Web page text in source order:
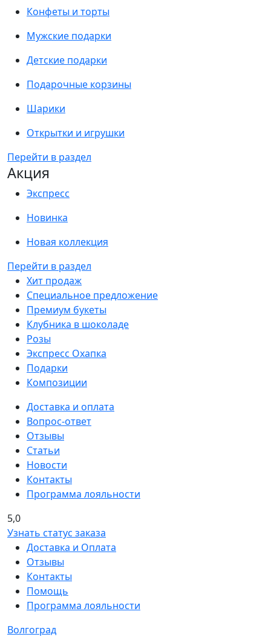
Конфеты и торты
Мужские подарки
Детские подарки
Подарочные корзины
Шарики
Открытки и игрушки
Перейти в раздел
Акция
Экспресс
Новинка
Новая коллекция
Перейти в раздел
Хит продаж
Специальное предложение
Премиум букеты
Клубника в шоколаде
Розы
Экспресс Охапка
Подарки
Композиции
Доставка и оплата
Вопрос-ответ
Отзывы
Статьи
Новости
Контакты
Программа лояльности
5,0
Узнать статус заказа
Доставка и Оплата
Отзывы
Контакты
Помощь
Программа лояльности
Волгоград